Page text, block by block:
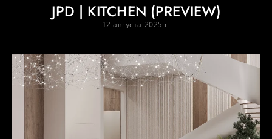
JPD | KITCHEN (PREVIEW)
12 августа 2025 г.